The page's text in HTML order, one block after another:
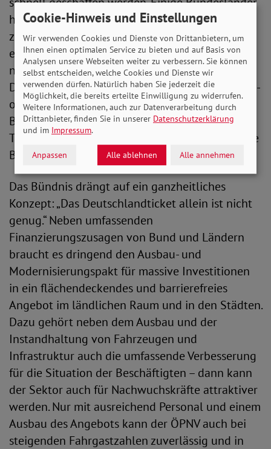
haben Sozialtickets bereits umgesetzt oder
zugesagt. Aber es fehlt an einer bundesweit
einheitlichen Regelung. „Bezahlbare und
nachhaltige Mobilität gehört zur
Daseinsvorsorge. Diese darf nicht an Stadt-, Kreis-
oder Ländergrenzen enden“, so die
Bündnismitglieder. Dazu gehört auch, dass
Tickets auf sämtlichen Vertriebswegen und ohne
Bonitätsauskunft erworben werden können.
Das Bündnis drängt auf ein ganzheitliches
Konzept: „Das Deutschlandticket allein ist nicht
genug.“ Neben umfassenden
Finanzierungszusagen von Bund und Ländern
braucht es dringend den Ausbau- und
Modernisierungspakt für massive Investitionen
in ein flächendeckendes und barrierefreies
Angebot im ländlichen Raum und in den Städten.
Dazu gehört neben dem Ausbau und der
Instandhaltung von Fahrzeugen und
Infrastruktur auch die umfassende Verbesserung
für die Situation der Beschäftigten – dann kann
der Sektor auch für Nachwuchskräfte attraktiver
werden. Nur mit ausreichend Personal und einem
Ausbau des Angebots kann der ÖPNV auch bei
steigenden Fahrgastzahlen zuverlässig und in
Cookie-Hinweis und Einstellungen
Wir verwenden Cookies und Dienste von Drittanbietern, um
Ihnen einen optimalen Service zu bieten und auf Basis von
Analysen unsere Webseiten weiter zu verbessern. Sie können
selbst entscheiden, welche Cookies und Dienste wir
verwenden dürfen. Natürlich haben Sie jederzeit die
Möglichkeit, die bereits erteilte Einwilligung zu widerrufen.
Weitere Informationen, auch zur Datenverarbeitung durch
Drittanbieter, finden Sie in unserer Datenschutzerklärung
und im Impressum.
Anpassen Alle ablehnen Alle annehmen